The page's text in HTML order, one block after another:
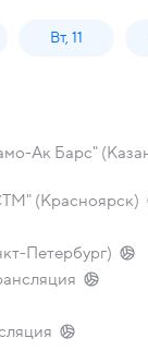
Вт, 11
Ак Барс"
(Красноярск)
Петербург)